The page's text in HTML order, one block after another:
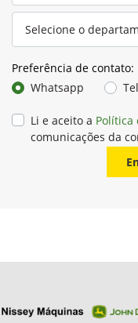
Preferência de contato:
Whatsapp
Li e aceito a Política
comunicações da